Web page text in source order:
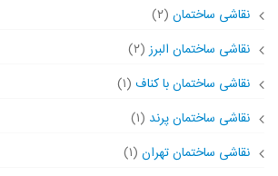
نقاشی ساختمان (۲)
نقاشی ساختمان البرز(۲)
نقاشی ساختمان با کناف (۱)
نقاشی ساختمان پرند (۱)
نقاشی ساختمان تهران (۱)